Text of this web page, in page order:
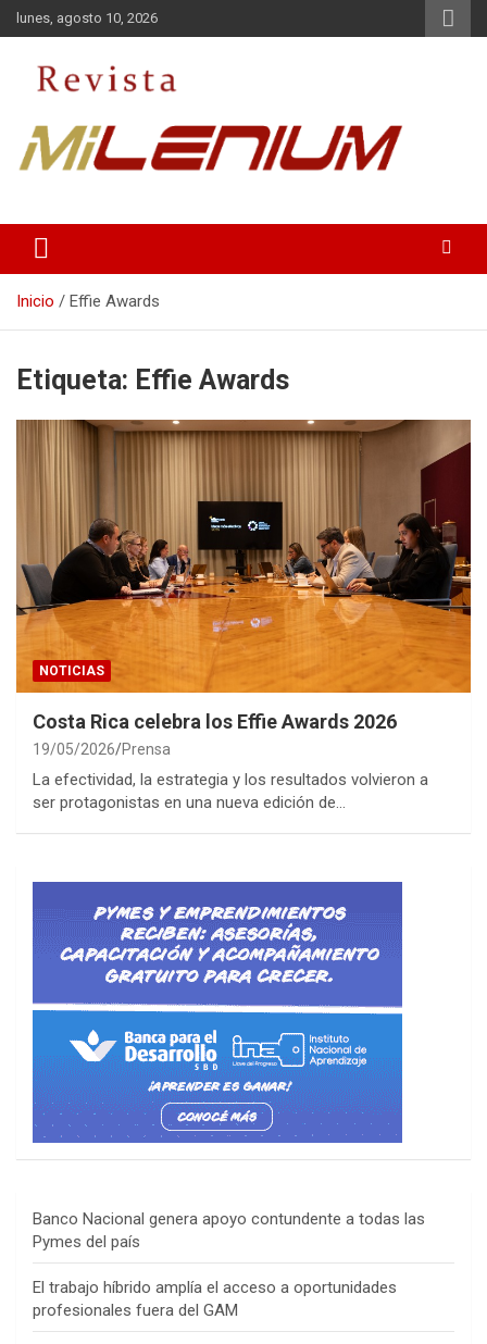
Saltar
al
lunes, agosto 10, 2026
Inicio Effie Awards
Etiqueta: Effie Awards
NOTICIAS
Costa Rica celebra los Effie Awards 2026
19/05/2026 Prensa
La efectividad, la estrategia y los resultados volvieron a
ser protagonistas en una nueva edición de…
Banco Nacional genera apoyo contundente a todas las
Pymes del país
El trabajo híbrido amplía el acceso a oportunidades
profesionales fuera del GAM